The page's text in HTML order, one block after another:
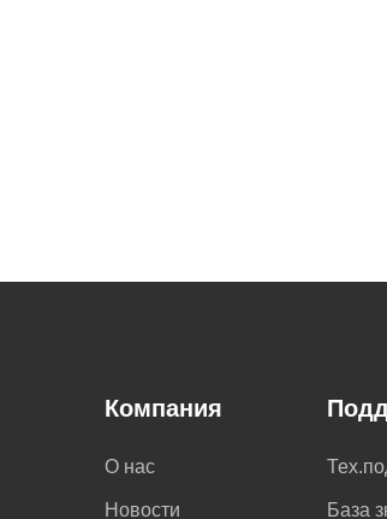
Компания
О нас
Новости База